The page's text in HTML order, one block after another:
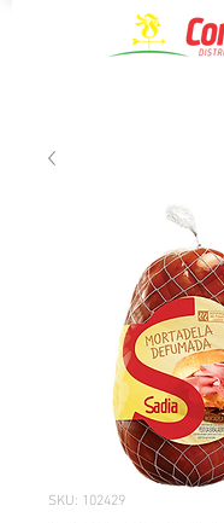
SKU: 102429